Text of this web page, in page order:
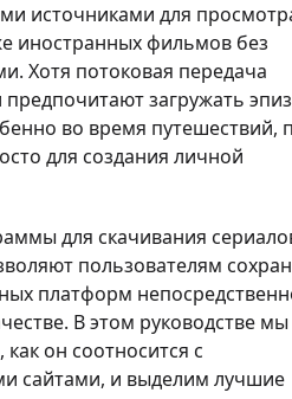
источниками для
иностранных фильмов без
Хотя потоковая передача
загружать
во время путешествий,
для создания личной
для скачивания
пользователям
платформ
В этом руководстве мы
он соотносится с
сайтами, и выделим лучшие